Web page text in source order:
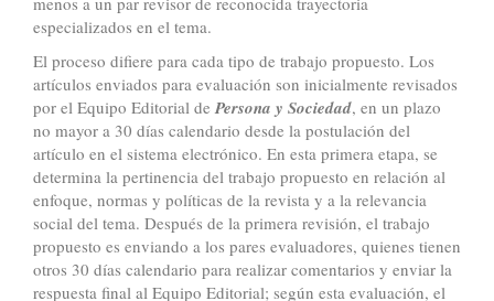
especializados en el tema.
El proceso difiere para cada tipo de trabajo propuesto. Los
artículos enviados para evaluación son inicialmente revisados
por el Equipo Editorial dePersona y Sociedad, en un plazo
no mayor a 30 días calendario desde la postulación del
artículo en el sistema electrónico. En esta primera etapa, se
determina la pertinencia del trabajo propuesto en relación al
enfoque, normas y políticas de la revista y a la relevancia
social del tema. Después de la primera revisión, el trabajo
propuesto es enviando a los pares evaluadores, quienes tienen
otros 30 días calendario para realizar comentarios y enviar la
respuesta final al Equipo Editorial; según esta evaluación, el